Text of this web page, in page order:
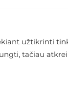
užtikrinti
tačiau